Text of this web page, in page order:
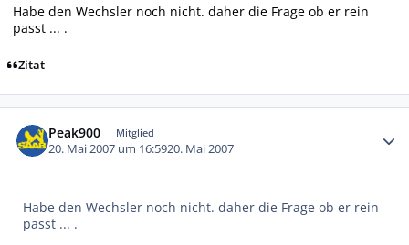
Habe den Wechsler noch nicht. daher die Frage ob er rein
passt ... .
Zitat
Peak900 Mitglied
20. Mai 2007 um 16:5920. Mai 2007
Habe den Wechsler noch nicht. daher die Frage ob er rein
passt ... .